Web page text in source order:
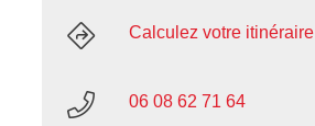
Calculez votre itinéraire
06 08 62 71 64